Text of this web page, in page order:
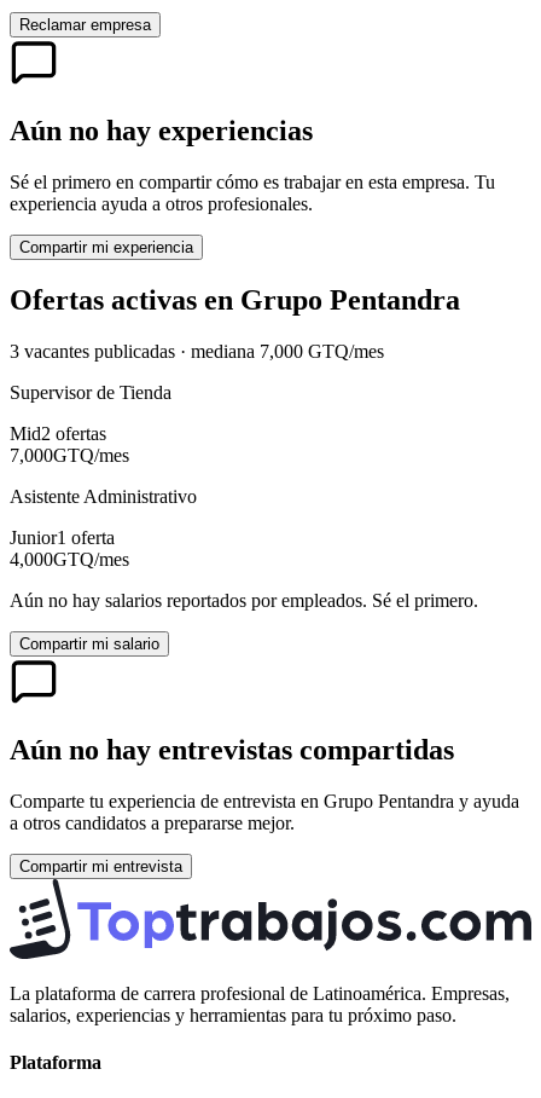
Reclamar empresa
Aún no hay experiencias
Sé el primero en compartir cómo es trabajar en esta empresa. Tu
experiencia ayuda a otros profesionales.
Compartir mi experiencia
Ofertas activas en Grupo Pentandra
3 vacantes publicadas · mediana 7,000 GTQ/mes
Supervisor de Tienda
Mid2 ofertas
7,000GTQ/mes
Asistente Administrativo
Junior1 oferta
4,000GTQ/mes
Aún no hay salarios reportados por empleados. Sé el primero.
Compartir mi salario
Aún no hay entrevistas compartidas
Comparte tu experiencia de entrevista en Grupo Pentandra y ayuda
a otros candidatos a prepararse mejor.
Compartir mi entrevista
La plataforma de carrera profesional de Latinoamérica. Empresas,
salarios, experiencias y herramientas para tu próximo paso.
Plataforma